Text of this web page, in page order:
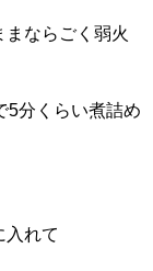
まならごく弱火
5分くらい煮詰め
入れて